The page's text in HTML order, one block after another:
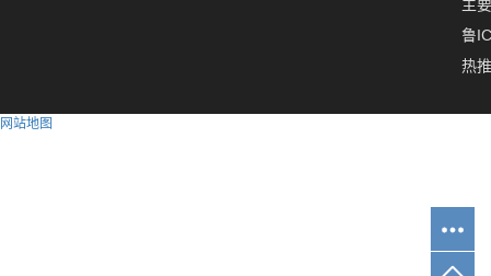
主
鲁
热
网站地图